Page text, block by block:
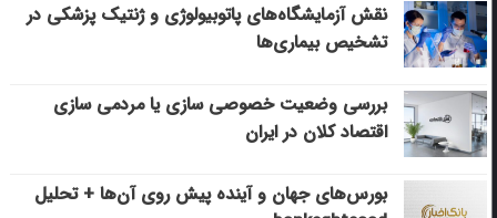
نقش آزمایشگاه‌های پاتوبیولوژی و ژنتیک پزشکی در
تشخیص بیماری‌ها
بررسی وضعیت خصوصی سازی یا مردمی سازی
اقتصاد کلان در ایران
بورس‌های جهان و آینده پیش روی آن‌ها + تحلیل